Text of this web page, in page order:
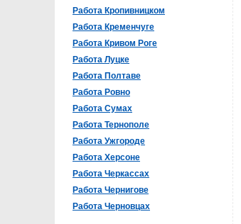
Работа Кропивницком
Работа Кременчуге
Работа Кривом Роге
Работа Луцке
Работа Полтаве
Работа Ровно
Работа Сумах
Работа Тернополе
Работа Ужгороде
Работа Херсоне
Работа Черкассах
Работа Чернигове
Работа Черновцах